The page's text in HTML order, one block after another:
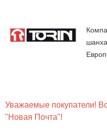
Уважаемые покупатели!
"Новая Почта"!